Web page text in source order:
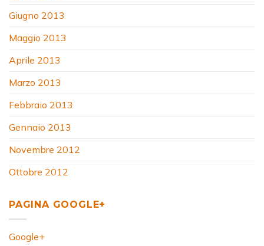
Giugno 2013
Maggio 2013
Aprile 2013
Marzo 2013
Febbraio 2013
Gennaio 2013
Novembre 2012
Ottobre 2012
PAGINA GOOGLE+
Google+